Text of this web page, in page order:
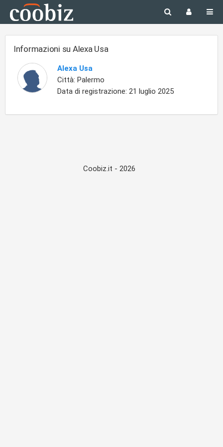
Informazioni su Alexa Usa
Alexa Usa
Città: Palermo
Data di registrazione: 21 luglio 2025
Coobiz.it - 2026